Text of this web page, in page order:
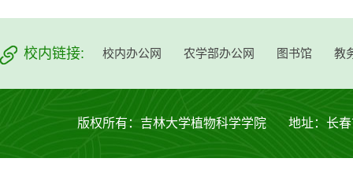
校内链接: 校内办公网 农学部办公网 图书馆 教
版权所有：吉林大学植物科学学院 地址：长